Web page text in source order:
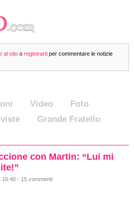
al sito o registrarti per commentare le notizie
Video
Foto
Grande Fratello
con Martin: “Lui mi
- 15 commenti